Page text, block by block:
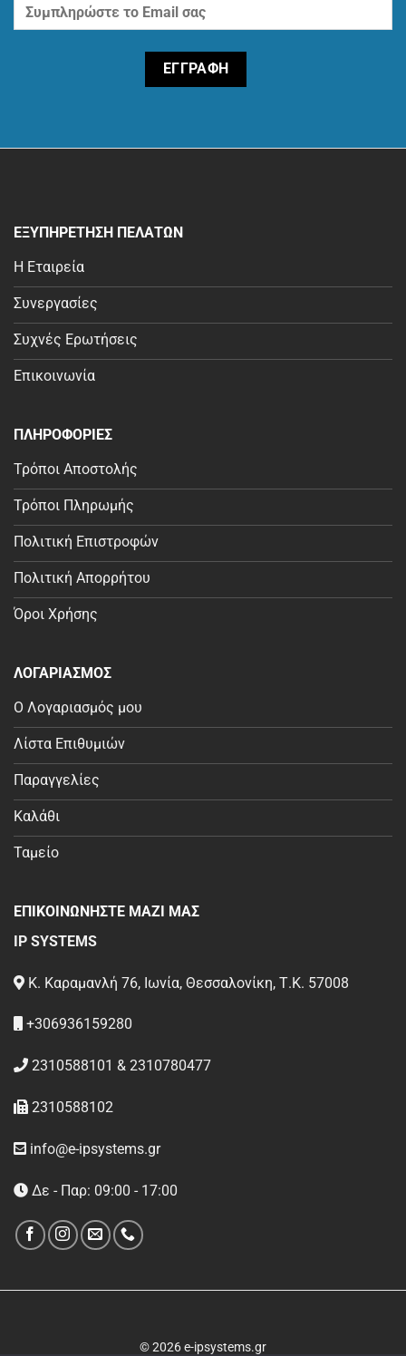
ΕΞΥΠΗΡΕΤΗΣΗ ΠΕΛΑΤΩΝ
Η Εταιρεία
Συνεργασίες
Συχνές Ερωτήσεις
Επικοινωνία
ΠΛΗΡΟΦΟΡΙΕΣ
Τρόποι Αποστολής
Τρόποι Πληρωμής
Πολιτική Επιστροφών
Πολιτική Απορρήτου
Όροι Χρήσης
ΛΟΓΑΡΙΑΣΜΟΣ
Ο Λογαριασμός μου
Λίστα Επιθυμιών
Παραγγελίες
Καλάθι
Ταμείο
ΕΠΙΚΟΙΝΩΝΗΣΤΕ ΜΑΖΙ ΜΑΣ
IP SYSTEMS
Κ. Καραμανλή 76, Ιωνία, Θεσσαλονίκη, Τ.Κ. 57008
+306936159280
2310588101 & 2310780477
2310588102
info@e-ipsystems.gr
Δε - Παρ: 09:00 - 17:00
© 2026 e-ipsystems.gr